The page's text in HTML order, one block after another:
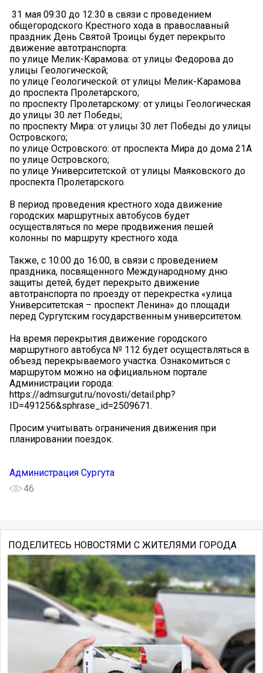
️ 31 мая 09:30 до 12:30 в связи с проведением
общегородского Крестного хода в православный
праздник День Святой Троицы будет перекрыто
движение автотранспорта:
по улице Мелик-Карамова: от улицы Федорова до
улицы Геологической;
по улице Геологической: от улицы Мелик-Карамова
до проспекта Пролетарского;
по проспекту Пролетарскому: от улицы Геологическая
до улицы 30 лет Победы;
по проспекту Мира: от улицы 30 лет Победы до улицы
Островского;
по улице Островского: от проспекта Мира до дома 21А
по улице Островского;
по улице Университетской: от улицы Маяковского до
проспекта Пролетарского.
В период проведения крестного хода движение
городских маршрутных автобусов будет
осуществляться по мере продвижения пешей
колонны по маршруту крестного хода.
Также, с 10:00 до 16:00, в связи с проведением
праздника, посвященного Международному дню
защиты детей, будет перекрыто движение
автотранспорта по проезду от перекрестка «улица
Университетская – проспект Ленина» до площади
перед Сургутским государственным университетом.
На время перекрытия движение городского
маршрутного автобуса № 112 будет осуществляться в
объезд перекрываемого участка. Ознакомиться с
маршрутом можно на официальном портале
Администрации города:
https://admsurgut.ru/novosti/detail.php?
ID=491256&sphrase_id=2509671.
Просим учитывать ограничения движения при
планировании поездок.
Администрация Сургута
46
ПОДЕЛИТЕСЬ НОВОСТЯМИ С ЖИТЕЛЯМИ ГОРОДА